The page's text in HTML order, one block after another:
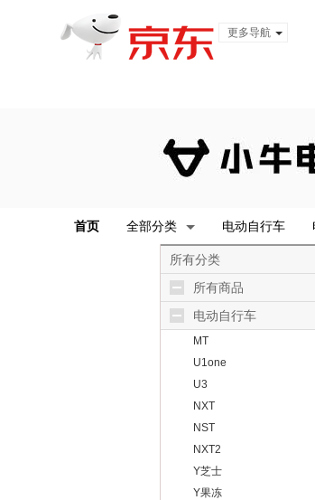
更多导航
首页 全部分类 电动自行车
所有分类
所有商品
电动自行车
MT
U1one
U3
NXT
NST
NXT2
Y芝士
Y果冻